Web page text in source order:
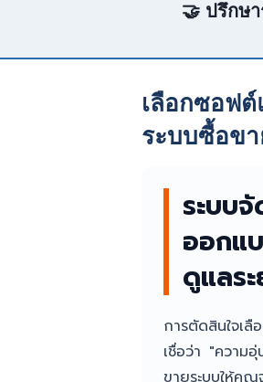
🤝 ปรึกษ
เลือกซอฟต์
ระบบซื้อข
ระบบ
ออกแ
ดูแลระ
การตัดสินใจเลื
เชื่อว่า "ความอุ่